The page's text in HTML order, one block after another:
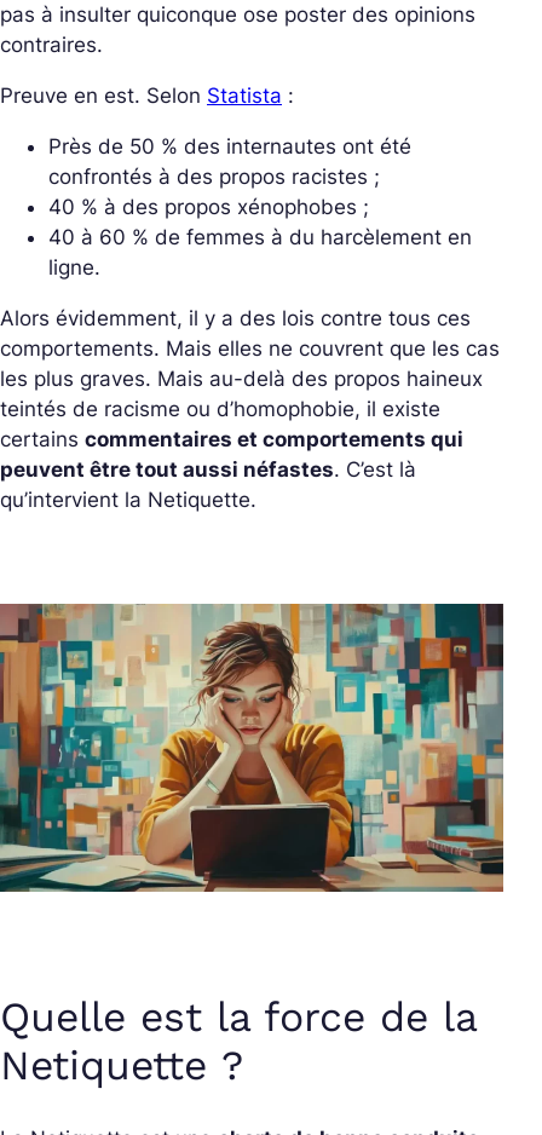
pas à insulter quiconque ose poster des opinions
contraires.
Preuve en est. Selon Statista :
Près de 50 % des internautes ont été
confrontés à des propos racistes ;
40 % à des propos xénophobes ;
40 à 60 % de femmes à du harcèlement en
ligne.
Alors évidemment, il y a des lois contre tous ces
comportements. Mais elles ne couvrent que les cas
les plus graves. Mais au-delà des propos haineux
teintés de racisme ou d’homophobie, il existe
certains commentaires et comportements qui
peuvent être tout aussi néfastes. C’est là
qu’intervient la Netiquette.
Quelle est la force de la
Netiquette ?